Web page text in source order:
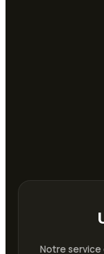
Notre service